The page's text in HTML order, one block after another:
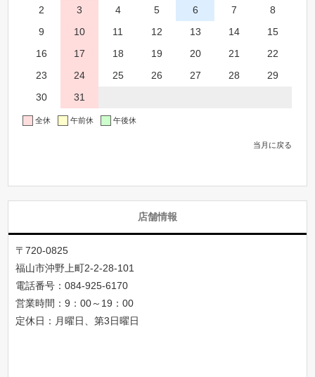
2
3 4 5 6 7
8
9
10 11 12 13 14
15
16
17 18 19 20 21
22
23
24 25 26 27 28
29
30
31
全休 午前休 午後休
当月に戻る
店舗情報
〒720-0825
福山市沖野上町2-2-28-101
電話番号：084-925-6170
営業時間：9：00～19：00
定休日：月曜日、第3日曜日